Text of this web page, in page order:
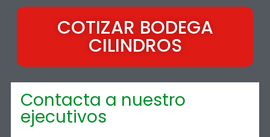
COTIZAR BODEGA
CILINDROS
Contacta a nuestro
ejecutivos